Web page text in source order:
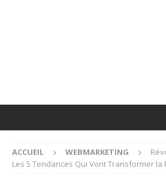
ACCUEIL WEBMARKETING
Les 5 Tendances Qui Vont Transformer la